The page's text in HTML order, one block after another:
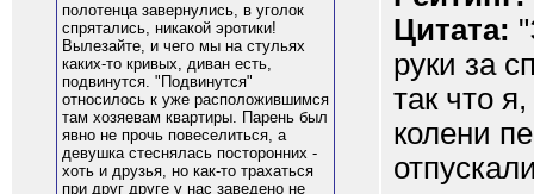
полотенца завернулись, в уголок
спрятались, никакой эротики!
Вылезайте, и чего мы на стульях
каких-то кривых, диван есть,
подвинутся. "Подвинутся"
относилось к уже расположившимся
там хозяевам квартиры. Парень был
явно не прочь повеселиться, а
девушка стеснялась посторонних -
хоть и друзья, но как-то трахаться
при друг друге у нас заведено не
Цитата:
руки за
так что
колени